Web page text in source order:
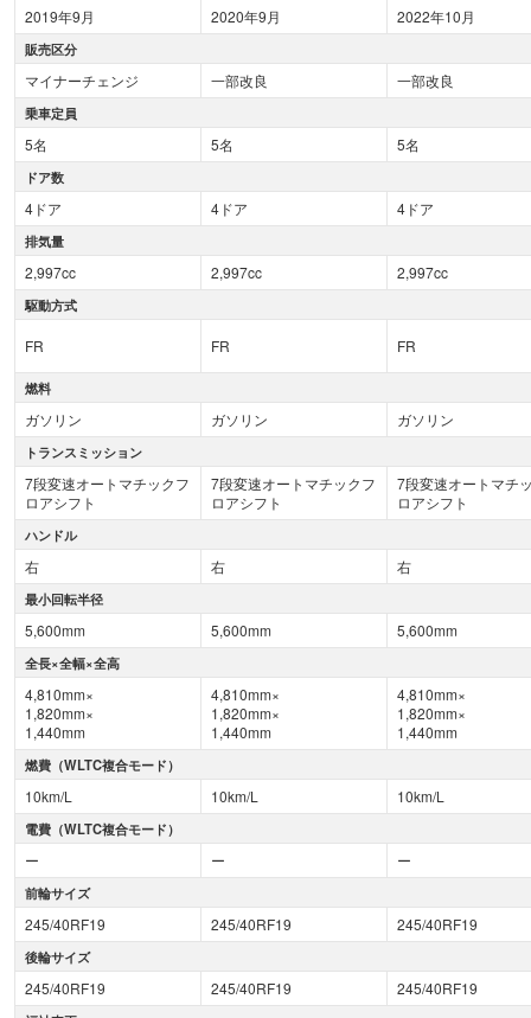
2019年9月 2020年9月 2022年10月
販売区分
マイナーチェンジ 一部改良 一部改良
乗車定員
5名 5名 5名
ドア数
4ドア 4ドア 4ドア
排気量
2,997cc 2,997cc 2,997cc
駆動方式
FR FR FR
燃料
ガソリン ガソリン ガソリン
トランスミッション
7段変速オートマチックフ
ロアシフト
7段変速オートマチックフ
ロアシフト
7段変速オートマチ
ロアシフト
ハンドル
右 右 右
最小回転半径
5,600mm 5,600mm 5,600mm
全長×全幅×全高
4,810mm×
1,820mm×
1,440mm
4,810mm×
1,820mm×
1,440mm
4,810mm×
1,820mm×
1,440mm
燃費（WLTC複合モード）
10km/L 10km/L 10km/L
電費（WLTC複合モード）
ー ー ー
前輪サイズ
245/40RF19 245/40RF19 245/40RF19
後輪サイズ
245/40RF19 245/40RF19 245/40RF19